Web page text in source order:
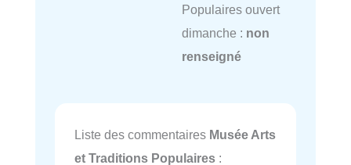
Populaires ouvert
dimanche : non
renseigné
Liste des commentaires Musée Arts
et Traditions Populaires :